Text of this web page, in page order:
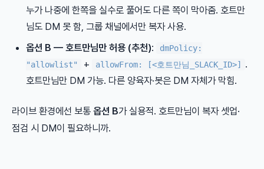
누가 나중에 한쪽을 실수로 풀어도 다른 쪽이 막아줌. 호트만
님도 DM 못 함, 그룹 채널에서만 복자 사용.
옵션 B — 호트만님만 허용 (추천):
dmPolicy:
"allowlist"
+ allowFrom: [<호트만님_SLACK_ID>]
.
호트만님만 DM 가능. 다른 양육자·봇은 DM 자체가 막힘.
라이브 환경에선 보통 옵션 B가 실용적. 호트만님이 복자 셋업·
점검 시 DM이 필요하니까.